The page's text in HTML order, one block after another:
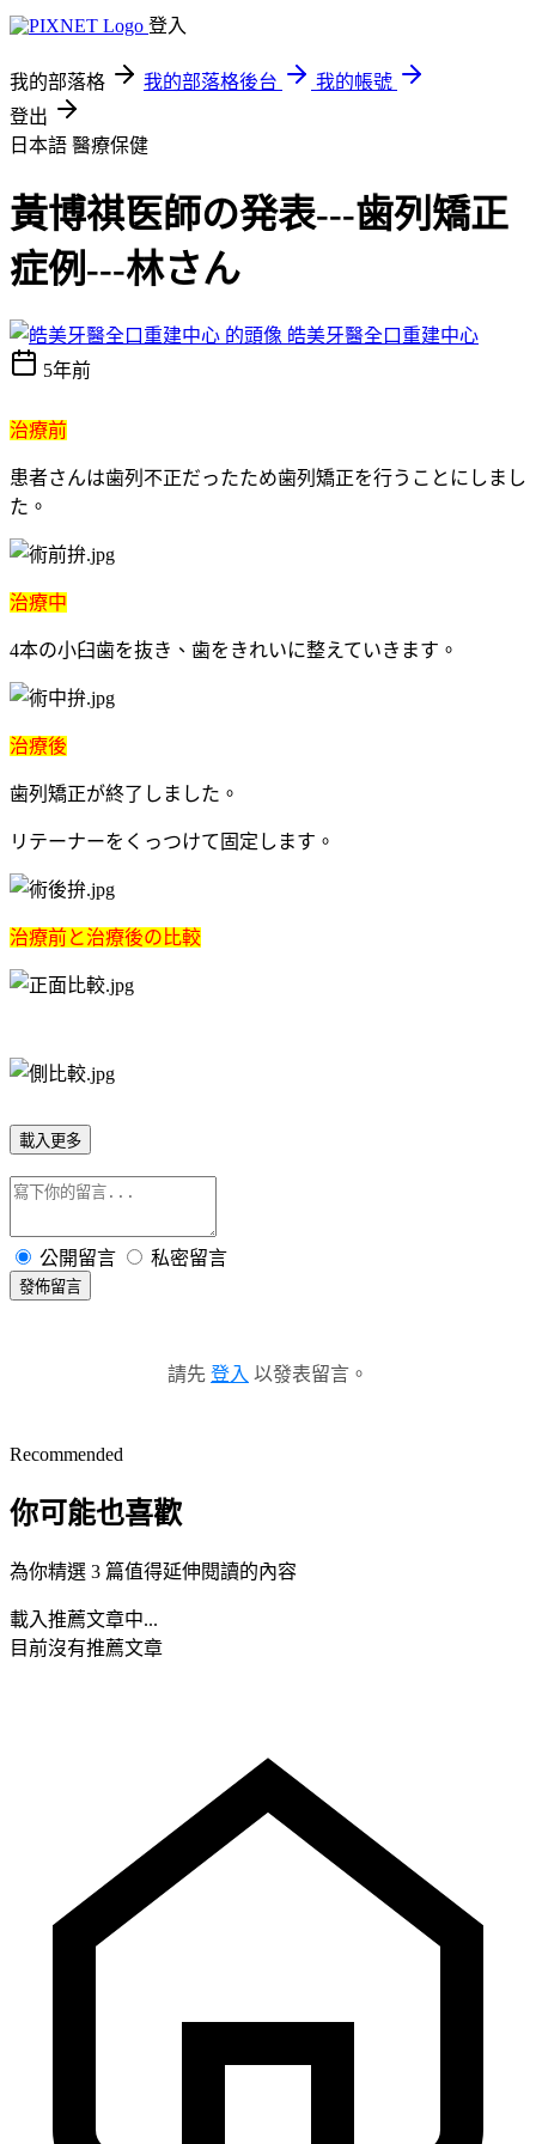
登入
我的部落格 我的部落格後台
我的帳號
登出
日本語 醫療保健
黃博祺医師の発表‐‐‐歯列矯正
症例---林さん
皓美牙醫全口重建中心
5年前
治療前
患者さんは歯列不正だったため歯列矯正を行うことにしまし
た。
治療中
4本の小臼歯を抜き、歯をきれいに整えていきます。
治療後
歯列矯正が終了しました。
リテーナーをくっつけて固定します。
治療前と治療後の比較
載入更多
公開留言 私密留言
發佈留言
請先 登入 以發表留言。
Recommended
你可能也喜歡
為你精選 3 篇值得延伸閱讀的內容
載入推薦文章中...
目前沒有推薦文章